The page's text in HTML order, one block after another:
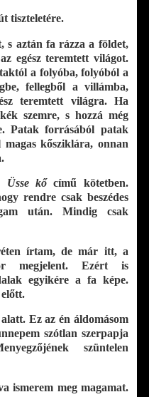
tiszteletére.
s aztán fa rázza a földet,
egész teremtett világot.
a folyóba, folyóból a
fellegből a villámba,
teremtett világra. Ha
szemre, s hozzá még
Patak forrásából patak
kősziklára, onnan
Üsse kőcímű kötetben.
rendre csak beszédes
után. Mindig csak
írtam, de már itt, a
megjelent. Ezért is
egyikére a fa képe.
Ez az én áldomásom
szótlan szerpapja
szüntelen
ismerem meg magamat.